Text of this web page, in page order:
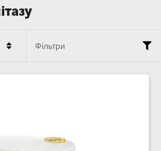
Фільтри